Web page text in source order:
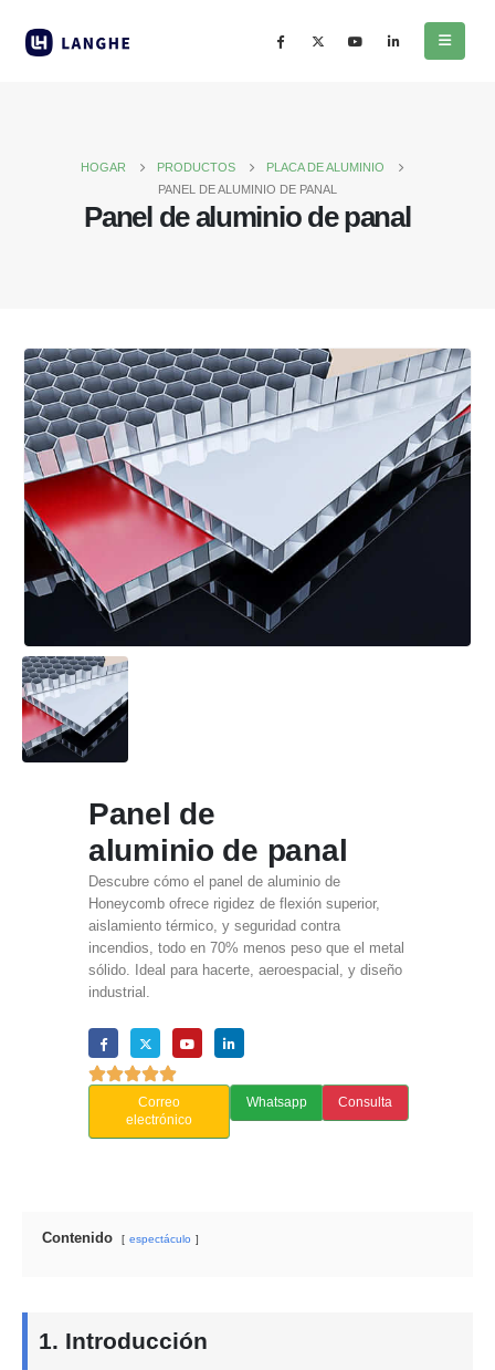
HOGAR PRODUCTOS
PLACA DE ALUMINIO
PANEL DE ALUMINIO DE PANAL
Panel de aluminio de panal
Panel de
aluminio de panal
Descubre cómo el panel de aluminio de
Honeycomb ofrece rigidez de flexión superior,
aislamiento térmico, y seguridad contra
incendios, todo en 70% menos peso que el metal
sólido. Ideal para hacerte, aeroespacial, y diseño
industrial.
Correo
electrónico
Whatsapp Consulta
Contenido espectáculo
1. Introducción